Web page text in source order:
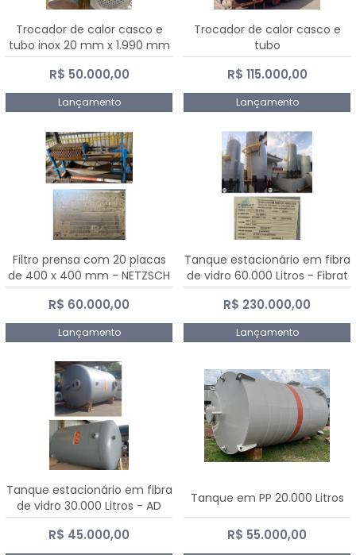
Trocador de calor casco e
tubo inox 20 mm x 1.990 mm
R$ 50.000,00
Lançamento
Trocador de calor casco e
tubo
R$ 115.000,00
Lançamento
Filtro prensa com 20 placas
de 400 x 400 mm - NETZSCH
R$ 60.000,00
Lançamento
Tanque estacionário em fibra
de vidro 60.000 Litros - Fibrat
R$ 230.000,00
Lançamento
Tanque estacionário em fibra
de vidro 30.000 Litros - AD
Fibras
R$ 45.000,00
Tanque em PP 20.000 Litros
R$ 55.000,00